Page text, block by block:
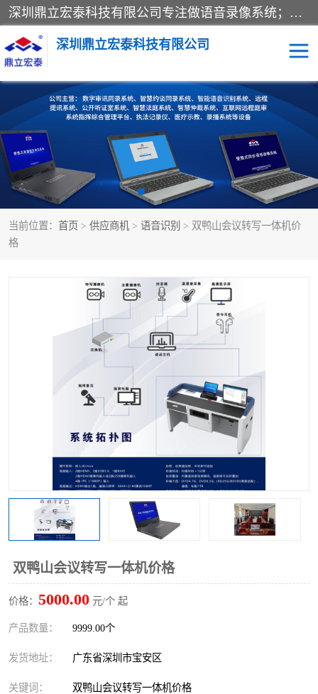
深圳鼎立宏泰科技有限公司专注做语音录像系统；主要服务有：约谈室同步录音录像系统、设计数字询问同步录音录像、数字约谈室同步录音录像、公开听证室、智慧庭审、智能语音识别转写、远程提讯（提审）、记录仪、远程指挥综合管理平台、录播系统等
深圳鼎立宏泰科技有限公司
当前位置： 首页 > 供应商机 > 语音识别 > 双鸭山会议转写一体机价
格
双鸭山会议转写一体机价格
价格： 5000.00 元/个 起
产品数量： 9999.00个
发货地址： 广东省深圳市宝安区
关键词： 双鸭山会议转写一体机价格
同步录音录像设备 便携式审讯设备
数字法庭 听证室
远程提讯 语音识别